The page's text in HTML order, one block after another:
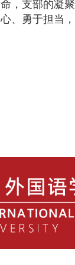
命，支部的凝
心、勇于担当